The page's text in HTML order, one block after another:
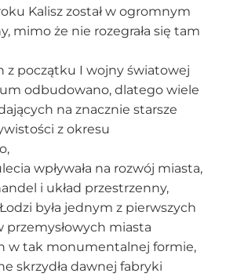
Kalisz został w ogromnym
mimo że nie rozegrała się tam
z początku I wojny światowej
odbudowano, dlatego wiele
na znacznie starsze
z okresu
wpływała na rozwój miasta,
i układ przestrzenny,
była jednym z pierwszych
miasta
w tak monumentalnej formie,
skrzydła dawnej fabryki